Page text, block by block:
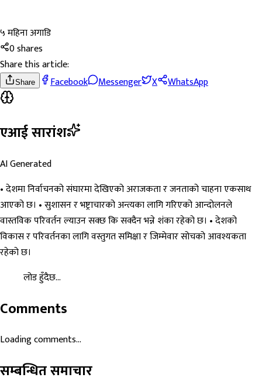
५ महिना अगाडि
0shares
Share this article:
Share Facebook Messenger X WhatsApp
एआई सारांश
AI Generated
• देशमा निर्वाचनको संघारमा देखिएको अराजकता र जनताको चाहना एकसाथ
आएको छ। • सुशासन र भष्ट्राचारको अन्त्यका लागि गरिएको आन्दोलनले
वास्तविक परिवर्तन ल्याउन सक्छ कि सक्दैन भन्ने शंका रहेको छ। • देशको
विकास र परिवर्तनका लागि वस्तुगत समिक्षा र जिम्मेवार सोचको आवश्यकता
रहेको छ।
लोड हुँदैछ...
Comments
Loading comments...
सम्बन्धित समाचार